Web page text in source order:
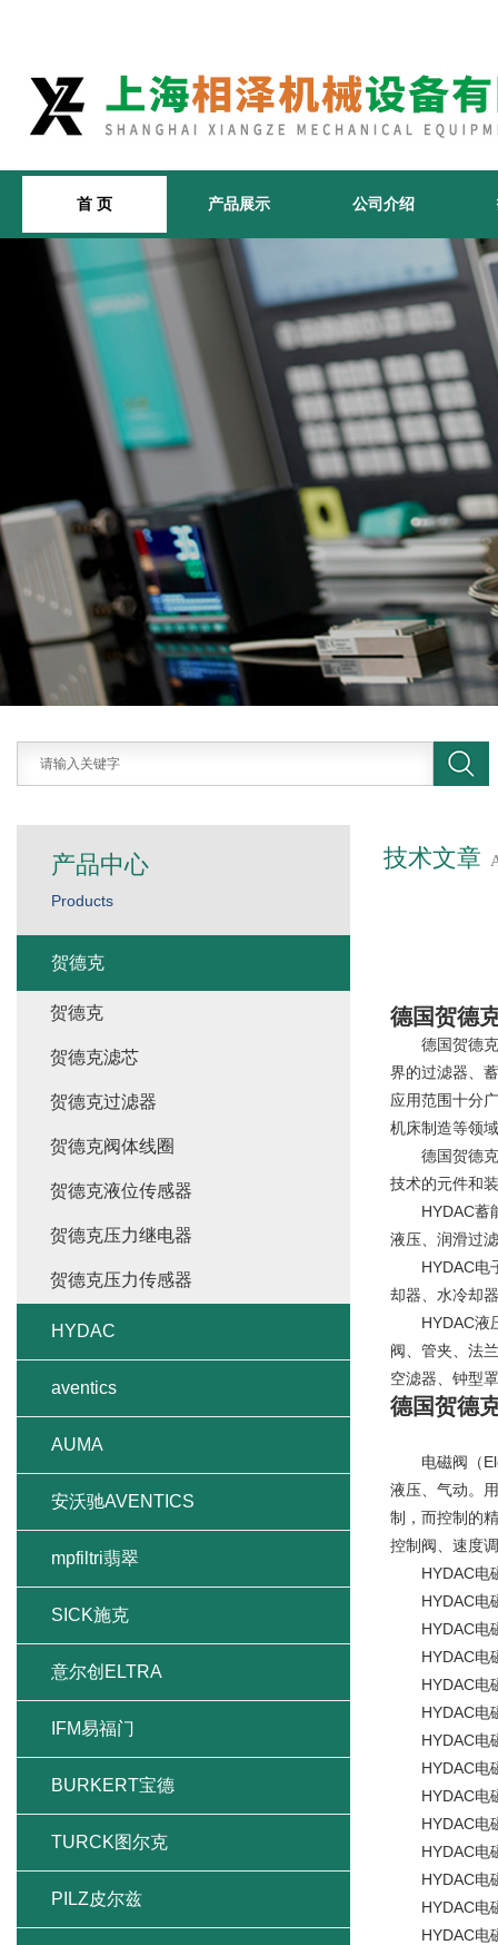
首 页 产品展示 公司介绍
技术文章
德国贺德
德国贺德克
界的过滤器、
应用范围十分
机床制造等领
德国贺德克
技术的元件和
HYDAC蓄能
液压、润滑过
HYDAC电子
却器、水冷却
HYDAC液压
阀、管夹、法
空滤器、钟型
德国贺德
电磁阀（
液压、气动。
制，而控制的
控制阀、速度
HYDAC电
HYDAC电
HYDAC电
HYDAC电
HYDAC电
HYDAC电
HYDAC电
HYDAC电磁
HYDAC电磁
HYDAC电磁
HYDAC电磁
HYDAC电磁
HYDAC电磁
HYDAC电磁
产品中心
Products
贺德克
贺德克
贺德克滤芯
贺德克过滤器
贺德克阀体线圈
贺德克液位传感器
贺德克压力继电器
贺德克压力传感器
HYDAC
aventics
AUMA
安沃驰AVENTICS
mpfiltri翡翠
SICK施克
意尔创ELTRA
IFM易福门
BURKERT宝德
TURCK图尔克
PILZ皮尔兹